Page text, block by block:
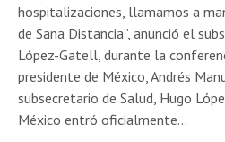
hospitalizaciones, llamamos a
de Sana Distancia”, anunció el
López-Gatell, durante la
presidente de México, Andrés
subsecretario de Salud, Hugo
México entró oficialmente…